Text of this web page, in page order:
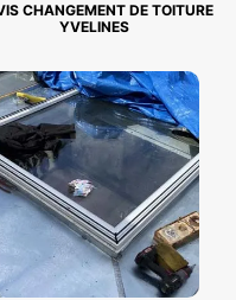
CHANGEMENT DE TOITURE
YVELINES